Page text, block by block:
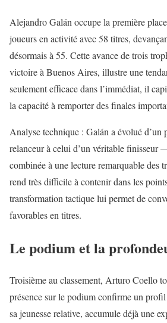
Alejandro Galán occupe la première
joueurs en activité avec 58 titres,
désormais à 55. Cette avance de trois
victoire à Buenos Aires, illustre une
seulement efficace dans l’immédiat, il
la capacité à remporter des finales
Analyse technique : Galán a évolué d’un
relanceur à celui d’un véritable finisseur
combinée à une lecture remarquable des
rend très difficile à contenir dans les
transformation tactique lui permet de
favorables en titres.
Le podium et la
Troisième au classement, Arturo Coello
présence sur le podium confirme un
sa jeunesse relative, accumule déjà une